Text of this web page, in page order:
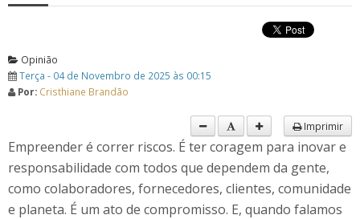
Opinião
Terça - 04 de Novembro de 2025 às 00:15
Por: Cristhiane Brandão
Imprimir
Empreender é correr riscos. É ter coragem para inovar e
responsabilidade com todos que dependem da gente,
como colaboradores, fornecedores, clientes, comunidade
e planeta. É um ato de compromisso. E, quando falamos